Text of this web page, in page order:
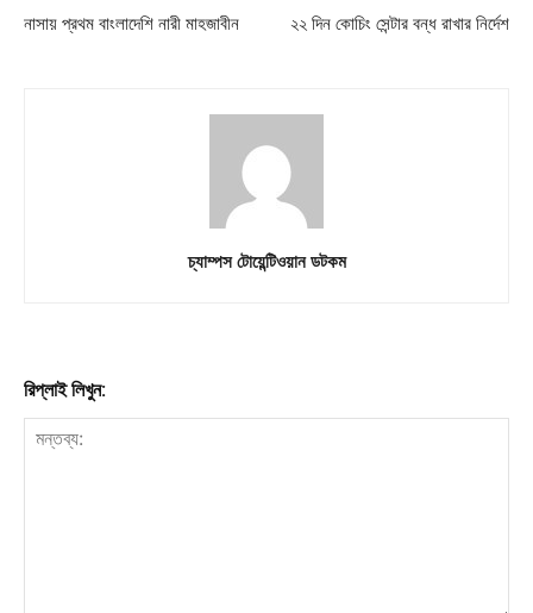
নাসায় প্রথম বাংলাদেশি নারী মাহজাবীন ২২ দিন কোচিং সেন্টার বন্ধ রাখার নির্দেশ
চ্যাম্পস টোয়েন্টিওয়ান ডটকম
রিপ্লাই লিখুন: